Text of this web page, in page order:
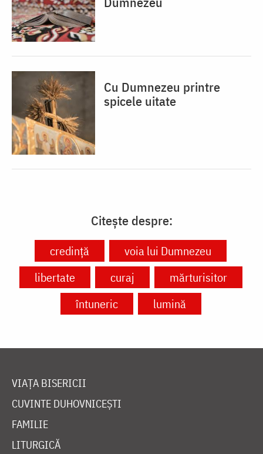
Cu Dumnezeu printre
spicele uitate
Citește despre:
credință
voia lui Dumnezeu
libertate
curaj
mărturisitor
întuneric
lumină
VIAȚA BISERICII
CUVINTE DUHOVNICEȘTI
FAMILIE
LITURGICĂ